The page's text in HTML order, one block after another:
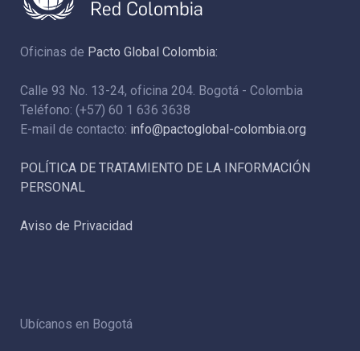
Oficinas de Pacto Global Colombia:
Calle 93 No. 13-24, oficina 204. Bogotá - Colombia
Teléfono: (+57) 60 1 636 3638
E-mail de contacto: info@pactoglobal-colombia.org
POLÍTICA DE TRATAMIENTO DE LA INFORMACIÓN
PERSONAL
Aviso de Privacidad
Ubícanos en Bogotá